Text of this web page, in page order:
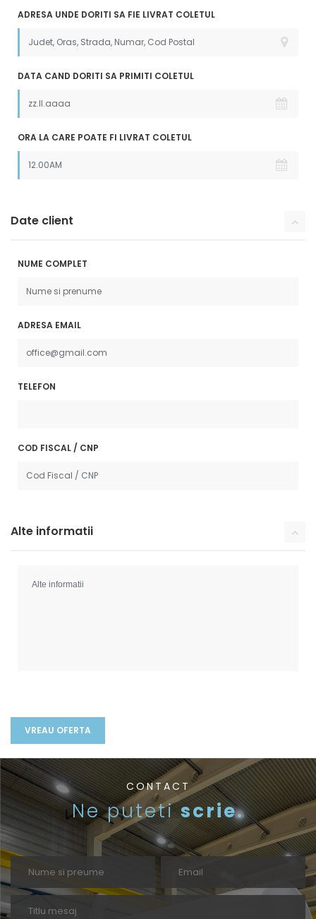
ADRESA UNDE DORITI SA FIE LIVRAT COLETUL
DATA CAND DORITI SA PRIMITI COLETUL
ORA LA CARE POATE FI LIVRAT COLETUL
Date client
NUME COMPLET
ADRESA EMAIL
TELEFON
COD FISCAL / CNP
Alte informatii
CONTACT
Ne putetiscrie.